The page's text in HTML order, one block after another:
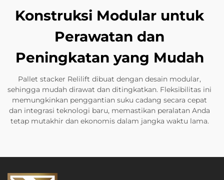
Konstruksi Modular untuk
Perawatan dan
Peningkatan yang Mudah
Pallet stacker Relilift dibuat dengan desain modular,
sehingga mudah dirawat dan ditingkatkan. Fleksibilitas ini
memungkinkan penggantian suku cadang secara cepat
dan integrasi teknologi baru, memastikan peralatan Anda
tetap mutakhir dan ekonomis dalam jangka waktu lama.